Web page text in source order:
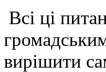
Всі ці
вирішити